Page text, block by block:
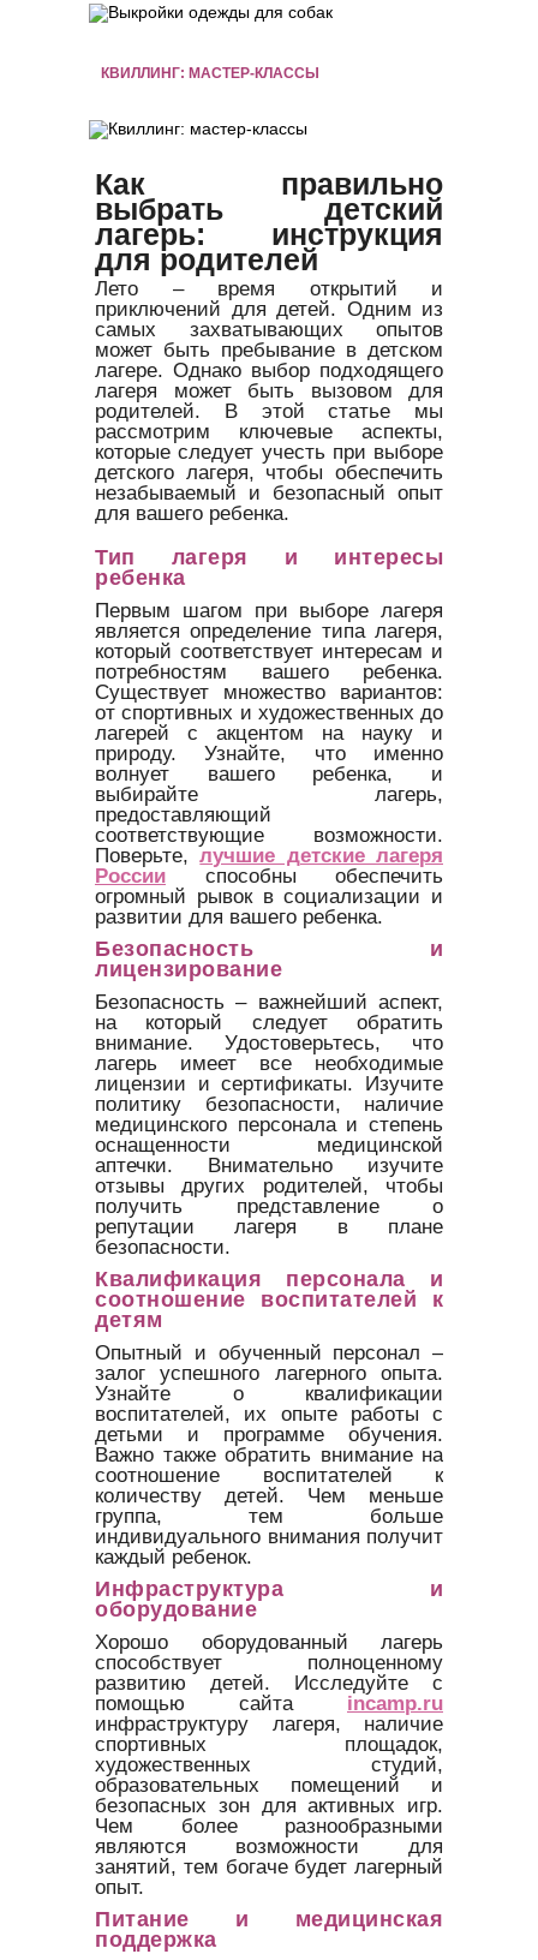
КВИЛЛИНГ: МАСТЕР-КЛАССЫ
Как правильно
выбрать детский
лагерь: инструкция
для родителей
Лето – время открытий и
приключений для детей. Одним из
самых захватывающих опытов
может быть пребывание в детском
лагере. Однако выбор подходящего
лагеря может быть вызовом для
родителей. В этой статье мы
рассмотрим ключевые аспекты,
которые следует учесть при выборе
детского лагеря, чтобы обеспечить
незабываемый и безопасный опыт
для вашего ребенка.
Тип лагеря и интересы
ребенка
Первым шагом при выборе лагеря
является определение типа лагеря,
который соответствует интересам и
потребностям вашего ребенка.
Существует множество вариантов:
от спортивных и художественных до
лагерей с акцентом на науку и
природу. Узнайте, что именно
волнует вашего ребенка, и
выбирайте лагерь,
предоставляющий
соответствующие возможности.
Поверьте,лучшие детские лагеря
России способны обеспечить
огромный рывок в социализации и
развитии для вашего ребенка.
Безопасность и
лицензирование
Безопасность – важнейший аспект,
на который следует обратить
внимание. Удостоверьтесь, что
лагерь имеет все необходимые
лицензии и сертификаты. Изучите
политику безопасности, наличие
медицинского персонала и степень
оснащенности медицинской
аптечки. Внимательно изучите
отзывы других родителей, чтобы
получить представление о
репутации лагеря в плане
безопасности.
Квалификация персонала и
соотношение воспитателей к
детям
Опытный и обученный персонал –
залог успешного лагерного опыта.
Узнайте о квалификации
воспитателей, их опыте работы с
детьми и программе обучения.
Важно также обратить внимание на
соотношение воспитателей к
количеству детей. Чем меньше
группа, тем больше
индивидуального внимания получит
каждый ребенок.
Инфраструктура и
оборудование
Хорошо оборудованный лагерь
способствует полноценному
развитию детей. Исследуйте с
помощью сайта incamp.ru
инфраструктуру лагеря, наличие
спортивных площадок,
художественных студий,
образовательных помещений и
безопасных зон для активных игр.
Чем более разнообразными
являются возможности для
занятий, тем богаче будет лагерный
опыт.
Питание и медицинская
поддержка